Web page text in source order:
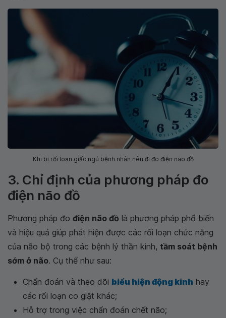
Khi bị rối loạn giấc ngủ bệnh nhân nên đi đo điện não đồ
3. Chỉ định của phương pháp đo
điện não đồ
Phương pháp đo điện não đồ là phương pháp phổ biến
và hiệu quả giúp phát hiện được các rối loạn chức năng
của não bộ trong các bệnh lý thần kinh, tầm soát bệnh
sớm ở não. Cụ thể như sau:
Chẩn đoán và theo dõi biểu hiện động kinh hay
các rối loạn co giật khác;
Hỗ trợ trong việc chẩn đoán chết não;